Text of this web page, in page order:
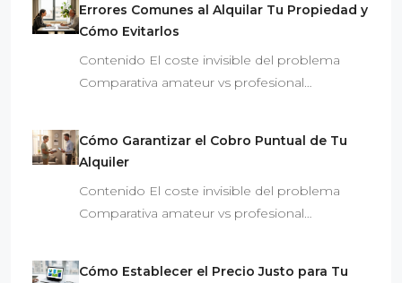
Errores Comunes al Alquilar Tu Propiedad y
Cómo Evitarlos
Contenido El coste invisible del problema
Comparativa amateur vs profesional…
Cómo Garantizar el Cobro Puntual de Tu
Alquiler
Contenido El coste invisible del problema
Comparativa amateur vs profesional…
Cómo Establecer el Precio Justo para Tu